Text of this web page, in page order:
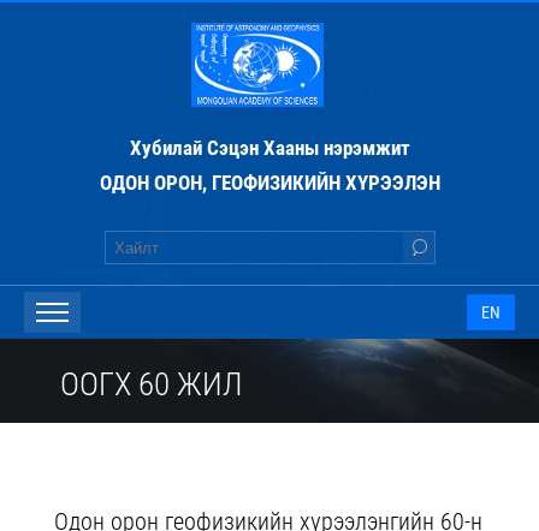
Хубилай Сэцэн Хааны нэрэмжит
ОДОН ОРОН, ГЕОФИЗИКИЙН ХҮРЭЭЛЭН
EN
ООГХ 60 ЖИЛ
Одон орон геофизикийн хүрээлэнгийн 60-н